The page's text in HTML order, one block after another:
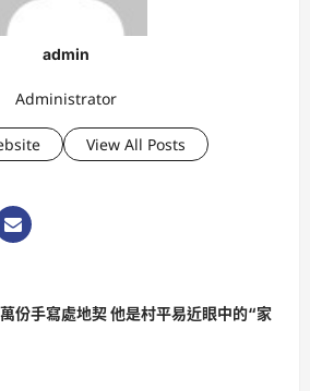
admin
Administrator
View All Posts
份手寫處地契 他是村平易近眼中的“家